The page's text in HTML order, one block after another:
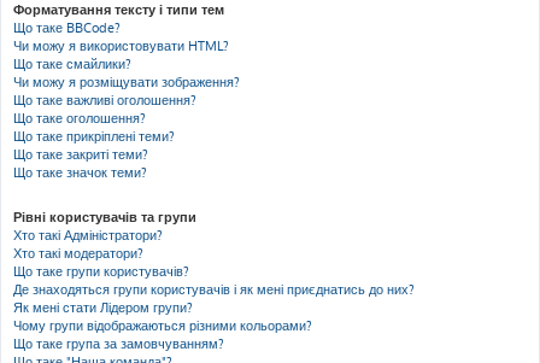
Форматування тексту і типи тем
Що таке BBCode?
Чи можу я використовувати HTML?
Що таке смайлики?
Чи можу я розміщувати зображення?
Що таке важливі оголошення?
Що таке оголошення?
Що таке прикріплені теми?
Що таке закриті теми?
Що таке значок теми?
Рівні користувачів та групи
Хто такі Адміністратори?
Хто такі модератори?
Що таке групи користувачів?
Де знаходяться групи користувачів і як мені приєднатись до них?
Як мені стати Лідером групи?
Чому групи відображаються різними кольорами?
Що таке група за замовчуванням?